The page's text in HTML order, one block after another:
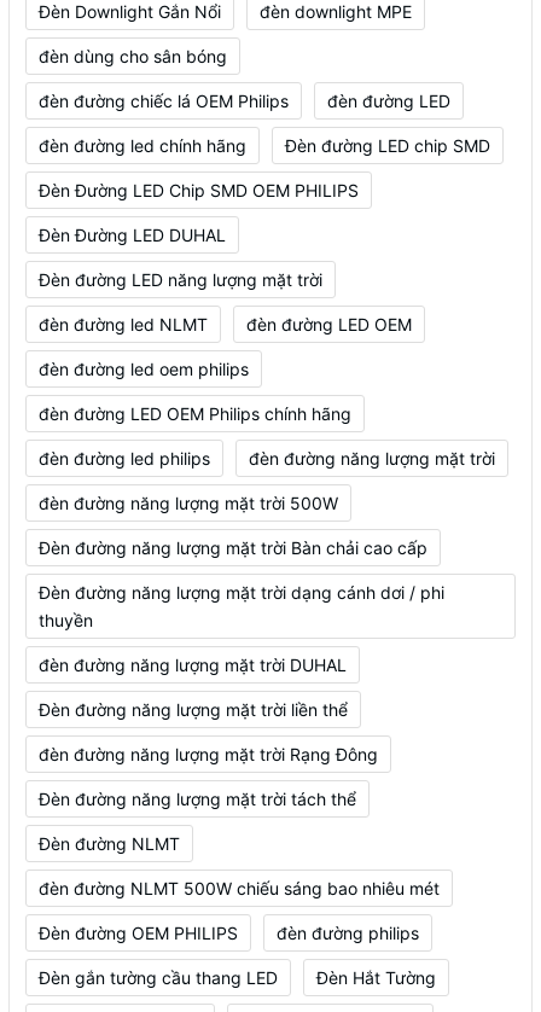
Đèn Downlight Gắn Nổi đèn downlight MPE
đèn dùng cho sân bóng
đèn đường chiếc lá OEM Philips đèn đường LED
đèn đường led chính hãng Đèn đường LED chip SMD
Đèn Đường LED Chip SMD OEM PHILIPS
Đèn Đường LED DUHAL
Đèn đường LED năng lượng mặt trời
đèn đường led NLMT đèn đường LED OEM
đèn đường led oem philips
đèn đường LED OEM Philips chính hãng
đèn đường led philips đèn đường năng lượng mặt trời
đèn đường năng lượng mặt trời 500W
Đèn đường năng lượng mặt trời Bàn chải cao cấp
Đèn đường năng lượng mặt trời dạng cánh dơi / phi
thuyền
đèn đường năng lượng mặt trời DUHAL
Đèn đường năng lượng mặt trời liền thể
đèn đường năng lượng mặt trời Rạng Đông
Đèn đường năng lượng mặt trời tách thể
Đèn đường NLMT
đèn đường NLMT 500W chiếu sáng bao nhiêu mét
Đèn đường OEM PHILIPS đèn đường philips
Đèn gắn tường cầu thang LED Đèn Hắt Tường